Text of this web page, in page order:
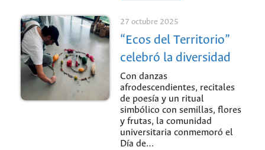
27 octubre 2025
“Ecos del Territorio”
celebró la diversidad
cultural en la UNAL
Sede de La Paz
Con danzas
afrodescendientes, recitales
de poesía y un ritual
simbólico con semillas, flores
y frutas, la comunidad
universitaria conmemoró el
Día de…